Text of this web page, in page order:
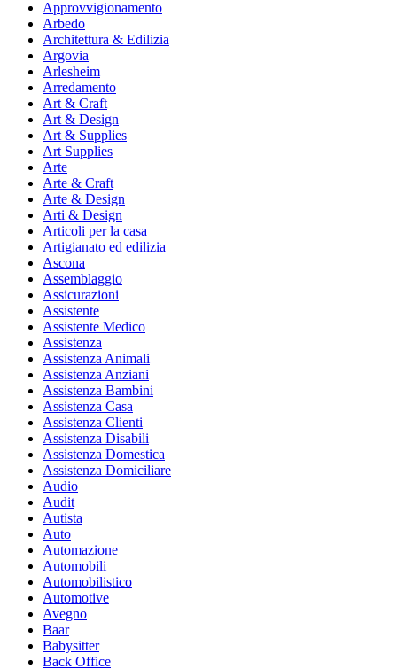
Approvvigionamento
Arbedo
Architettura & Edilizia
Argovia
Arlesheim
Arredamento
Art & Craft
Art & Design
Art & Supplies
Art Supplies
Arte
Arte & Craft
Arte & Design
Arti & Design
Articoli per la casa
Artigianato ed edilizia
Ascona
Assemblaggio
Assicurazioni
Assistente
Assistente Medico
Assistenza
Assistenza Animali
Assistenza Anziani
Assistenza Bambini
Assistenza Casa
Assistenza Clienti
Assistenza Disabili
Assistenza Domestica
Assistenza Domiciliare
Audio
Audit
Autista
Auto
Automazione
Automobili
Automobilistico
Automotive
Avegno
Baar
Babysitter
Back Office